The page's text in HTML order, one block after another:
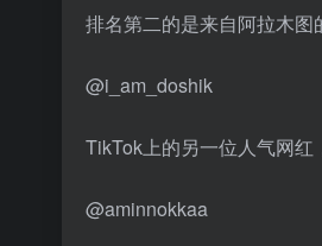
排名第二的是来自阿拉木图
@i_am_doshik
TikTok上的另一位人气网红
@aminnokkaa